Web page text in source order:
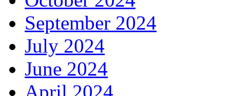
September 2024
July 2024
June 2024